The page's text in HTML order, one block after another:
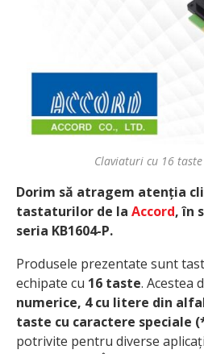
Claviaturi cu 16
Dorim să atragem atenția
tastaturilor de la Accord, în
seria KB1604-P.
Produsele prezentate sunt
echipate cu 16 taste. Acestea
numerice, 4 cu litere din
taste cu caractere speciale
potrivite pentru diverse